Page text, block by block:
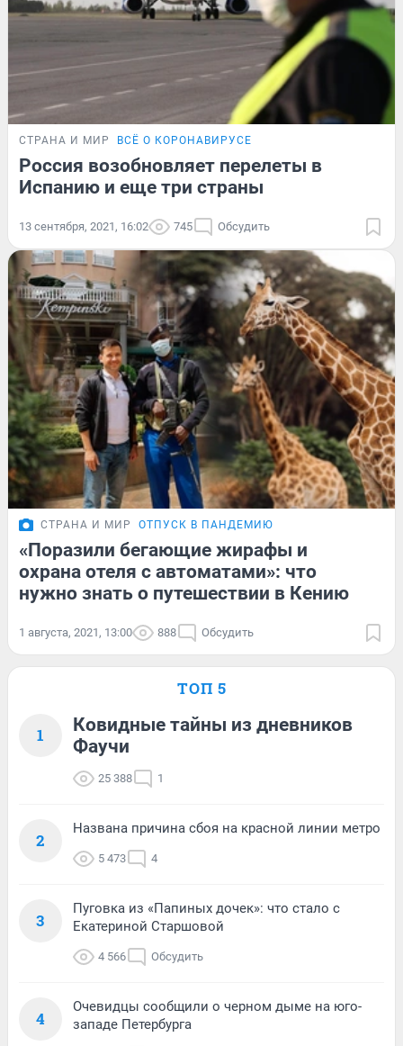
СТРАНА И МИР ВСЁ О КОРОНАВИРУСЕ
Россия возобновляет перелеты в
Испанию и еще три страны
13 сентября, 2021, 16:02 745 Обсудить
СТРАНА И МИР ОТПУСК В ПАНДЕМИЮ
«Поразили бегающие жирафы и
охрана отеля с автоматами»: что
нужно знать о путешествии в Кению
1 августа, 2021, 13:00 888 Обсудить
ТОП 5
1
Ковидные тайны из дневников
Фаучи
25 388 1
2
Названа причина сбоя на красной линии метро
5 473 4
3
Пуговка из «Папиных дочек»: что стало с
Екатериной Старшовой
4 566 Обсудить
4
Очевидцы сообщили о черном дыме на юго-
западе Петербурга